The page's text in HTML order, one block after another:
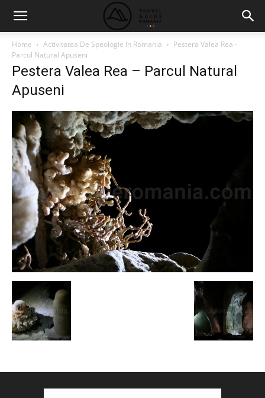
Home Activitatea De Speologie In Romania
Pestera Valea Rea -
Parcul Natural Apuseni
Pestera Valea Rea – Parcul Natural
Apuseni